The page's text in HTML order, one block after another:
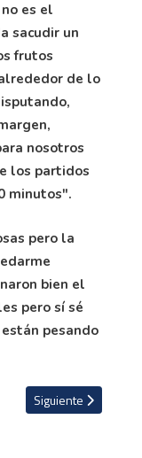
es el
sacudir un
frutos
de lo
nosotros
los partidos
minutos".
pero la
bien el
pero sí sé
pesando
de Saprissa,
Artículo siguiente:
Siguiente